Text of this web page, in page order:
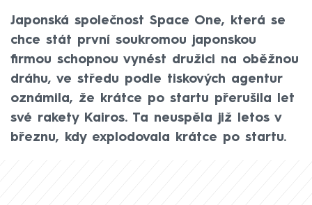
Japonská společnost Space One, která se
chce stát první soukromou japonskou
firmou schopnou vynést družici na oběžnou
dráhu, ve středu podle tiskových agentur
oznámila, že krátce po startu přerušila let
své rakety Kairos. Ta neuspěla již letos v
březnu, kdy explodovala krátce po startu.